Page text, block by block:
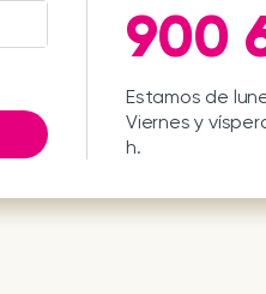
900
Estamos de
Viernes y
h.